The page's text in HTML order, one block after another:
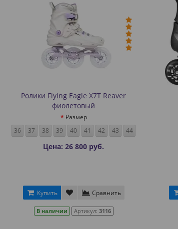
Ролики Flying Eagle X7T Reaver
фиолетовый
Размер
36
37 38 39 40 41 42 43 44
Цена: 26 800 руб.
Купить Сравнить
В наличии Артикул: 3116